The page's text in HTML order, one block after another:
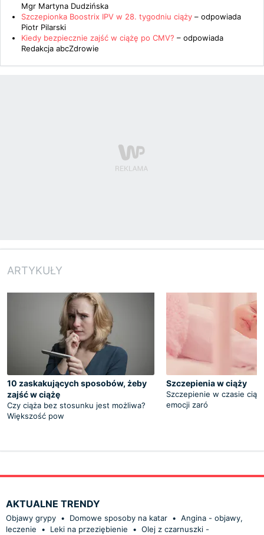
Mgr Martyna Dudzińska
Szczepionka Boostrix IPV w 28. tygodniu ciąży – odpowiada
Piotr Pilarski
Kiedy bezpiecznie zajść w ciążę po CMV? – odpowiada
Redakcja abcZdrowie
ARTYKUŁY
10 zaskakujących sposobów, żeby
zajść w ciążę
Czy ciąża bez stosunku jest możliwa?
Większość pow
Szczepienia w ciąży
Szczepienie w czasie
emocji zaró
AKTUALNE TRENDY
Objawy grypy • Domowe sposoby na katar • Angina - objawy,
leczenie
• Leki na przeziębienie • Olej z czarnuszki -